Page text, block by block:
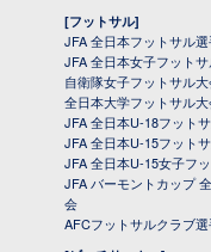
[フットサル]
JFA 全日本フットサル
JFA 全日本女子フット
自衛隊女子フットサル
全日本大学フットサル
JFA 全日本U-18フット
JFA 全日本U-15フット
JFA 全日本U-15女子フ
JFA バーモントカップ
会
AFCフットサルクラブ